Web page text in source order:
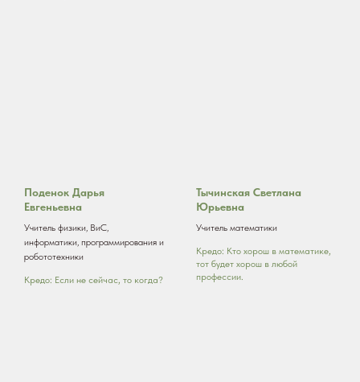
Поденок Дарья
Евгеньевна
Учитель физики, ВиС,
информатики, программирования и
робототехники
Кредо: Если не сейчас, то когда?
Тычинская Светлана
Юрьевна
Учитель математики
Кредо: Кто хорош в математике,
тот будет хорош в любой
профессии.